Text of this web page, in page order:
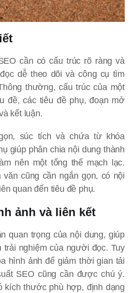
cần có cấu trúc rõ ràng và
dễ theo dõi và công cụ tìm
thường, cấu trúc của một
đề, các tiêu đề phụ, đoạn mở
kết luận.
súc tích và chứa từ khóa
giúp phân chia nội dung thành
nên một tổng thể mạch lạc.
cũng cần ngắn gọn, có nội
quan đến tiêu đề phụ.
ảnh và liên kết
quan trọng của nội dung, giúp
trải nghiệm của người đọc. Tuy
hình ảnh để giảm thời gian tải
SEO cũng cần được chú ý.
kích thước phù hợp, định dạng